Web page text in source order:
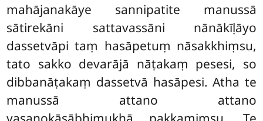
mahājanakāye sannipatite manussā
sātirekāni sattavassāni nānākīḷāyo
dassetvāpi taṃ hasāpetuṃ nāsakkhiṃsu,
tato sakko devarājā nāṭakaṃ pesesi, so
dibbanāṭakaṃ dassetvā hasāpesi. Atha te
manussā attano attano